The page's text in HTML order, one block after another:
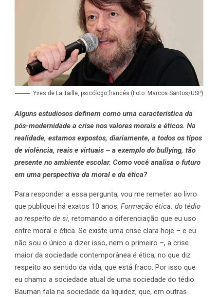
Yves de La Taille, psicólogo francês (Foto: Marcos Santos/USP)
Alguns estudiosos definem como uma característica da
pós-modernidade a crise nos valores morais e éticos. Na
realidade, estamos expostos, diariamente, a todos os tipos
de violência, reais e virtuais – a exemplo do bullying, tão
presente no ambiente escolar. Como você analisa o futuro
em uma perspectiva da moral e da ética?
Para responder a essa pergunta, vou me remeter ao livro
que publiquei há exatos 10 anos, Formação ética: do tédio
ao respeito de si, retomando a diferenciação que eu uso
entre moral e ética. Se existe uma crise clara hoje – e eu
não sou o único a dizer isso, nem o primeiro –, a crise
maior da sociedade contemporânea é ética, no que diz
respeito ao sentido da vida, que está fraco. Por isso que
eu chamo a sociedade atual de uma sociedade do tédio.
Bauman fala na sociedade da liquidez, que, em outras